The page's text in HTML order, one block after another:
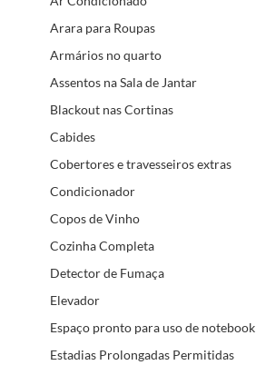
Arara para Roupas
Armários no quarto
Assentos na Sala de Jantar
Blackout nas Cortinas
Cabides
Cobertores e travesseiros extras
Condicionador
Copos de Vinho
Cozinha Completa
Detector de Fumaça
Elevador
Espaço pronto para uso de notebook
Estadias Prolongadas Permitidas